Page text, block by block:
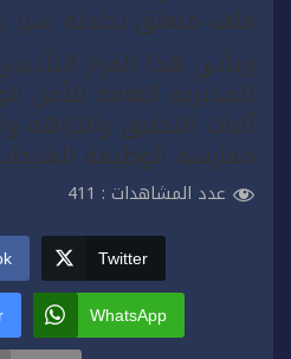
ملف متعلق بحادثة سير
ويأتي هذا القرار
المديرية العامة
آليات التخليق والنزاهة
ممارسة الوظيفة
عدد المشاهدات : 411
Twitter
WhatsApp